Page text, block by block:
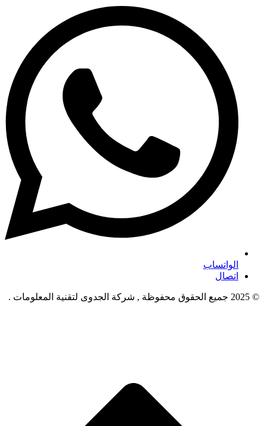
الواتساب
اتصال
© 2025 جميع الحقوق محفوظة , شركة الجدوى لتقنية المعلومات .